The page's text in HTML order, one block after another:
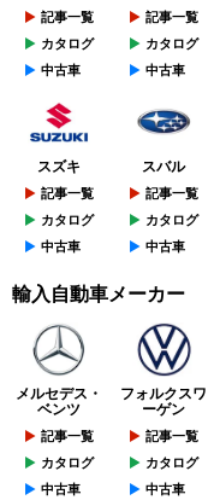
記事一覧
カタログ
中古車
記事一覧
カタログ
中古車
スズキ
記事一覧
カタログ
中古車
スバル
記事一覧
カタログ
中古車
輸入自動車メーカー
メルセデス・
ベンツ
記事一覧
カタログ
中古車
フォルクスワ
ーゲン
記事一覧
カタログ
中古車